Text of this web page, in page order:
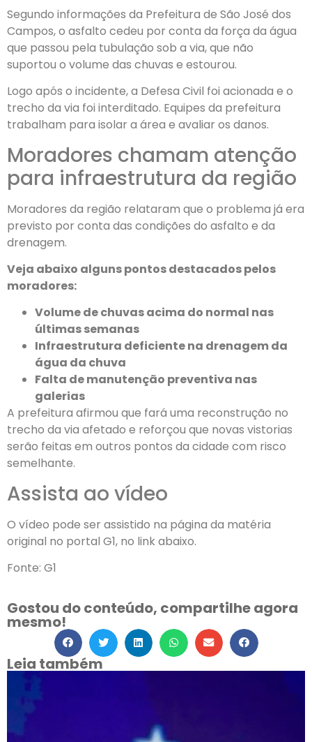
Segundo informações da Prefeitura de São José dos
Campos, o asfalto cedeu por conta da força da água
que passou pela tubulação sob a via, que não
suportou o volume das chuvas e estourou.
Logo após o incidente, a Defesa Civil foi acionada e o
trecho da via foi interditado. Equipes da prefeitura
trabalham para isolar a área e avaliar os danos.
Moradores chamam atenção
para infraestrutura da região
Moradores da região relataram que o problema já era
previsto por conta das condições do asfalto e da
drenagem.
Veja abaixo alguns pontos destacados pelos
moradores:
Volume de chuvas acima do normal nas
últimas semanas
Infraestrutura deficiente na drenagem da
água da chuva
Falta de manutenção preventiva nas
galerias
A prefeitura afirmou que fará uma reconstrução no
trecho da via afetado e reforçou que novas vistorias
serão feitas em outros pontos da cidade com risco
semelhante.
Assista ao vídeo
O vídeo pode ser assistido na página da matéria
original no portal G1, no link abaixo.
Fonte: G1
Gostou do conteúdo, compartilhe agora
mesmo!
Leia também